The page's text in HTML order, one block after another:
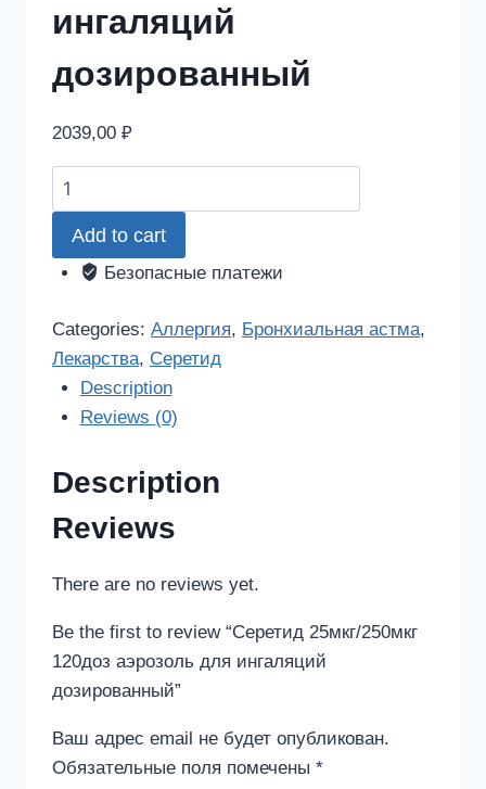
ингаляций
дозированный
2039,00 ₽
Серетид
25мкг/250мкг
120доз
аэрозоль
ингаляций
дозированный
quantity
Add to cart
Безопасные платежи
Categories: Аллергия, Бронхиальная астма,
Лекарства, Серетид
Description
Reviews (0)
Description
Reviews
There are no reviews yet.
Be the first to review “Серетид 25мкг/250мкг
120доз аэрозоль для ингаляций
дозированный”
Ваш адрес email не будет опубликован.
Обязательные поля помечены *